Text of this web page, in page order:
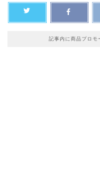
記事内に商品プロモ